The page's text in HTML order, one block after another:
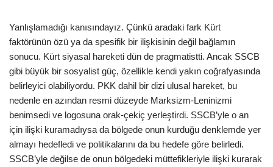
Yanlışlamadığı kanısındayız. Çünkü aradaki fark Kürt
faktörünün özü ya da spesifik bir ilişkisinin değil bağlamın
sonucu. Kürt siyasal hareketi dün de pragmatistti. Ancak SSCB
gibi büyük bir sosyalist güç, özellikle kendi yakın coğrafyasında
belirleyici olabiliyordu. PKK dahil bir dizi ulusal hareket, bu
nedenle en azından resmi düzeyde Marksizm-Leninizmi
benimsedi ve logosuna orak-çekiç yerleştirdi. SSCB’yle o an
için ilişki kuramadıysa da bölgede onun kurduğu denklemde yer
almayı hedefledi ve politikalarını da bu hedefe göre belirledi.
SSCB’yle değilse de onun bölgedeki müttefikleriyle ilişki kurarak